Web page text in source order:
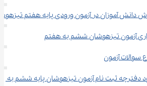
دانش آموزان در آزمون ورودی پایه هفتم
آزمون تیزهوشان ششم به هفتم
سوالات آزمون
دفترچه ثبت نام آزمون تیزهوشان پایه ششم به